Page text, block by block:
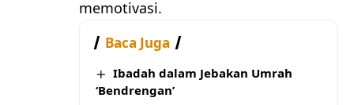
memotivasi.
Baca Juga
Ibadah dalam Jebakan Umrah
‘Bendrengan’